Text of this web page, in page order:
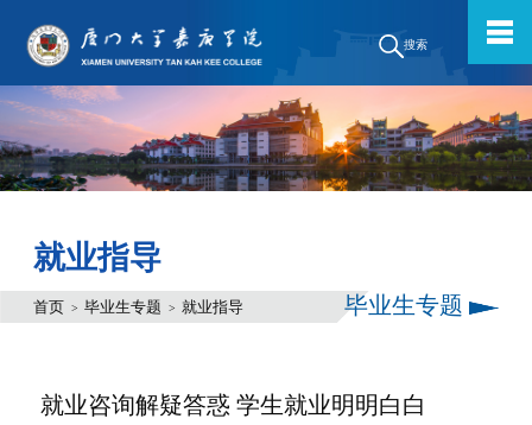
搜索
就业指导
首页 > 毕业生专题 > 就业指导 毕业生专题
就业咨询解疑答惑 学生就业明明白白